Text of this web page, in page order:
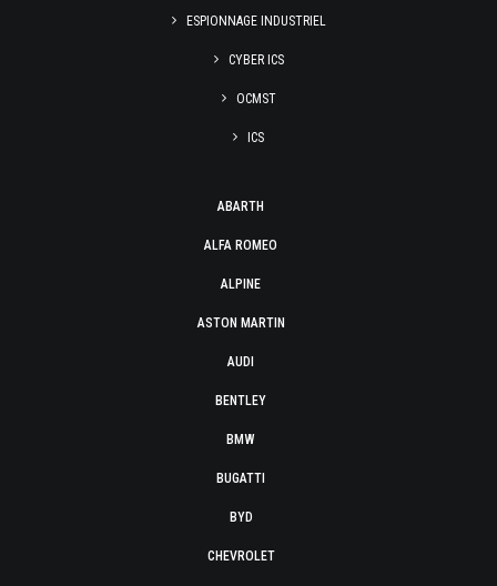
ESPIONNAGE INDUSTRIEL
CYBER ICS
OCMST
ICS
ABARTH
ALFA ROMEO
ALPINE
ASTON MARTIN
AUDI
BENTLEY
BMW
BUGATTI
BYD
CHEVROLET